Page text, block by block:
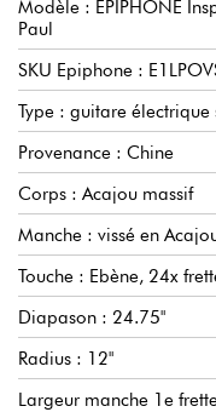
Modèle : EPIPHONE
Paul
SKU Epiphone :
Type : guitare
Provenance : Chine
Corps : Acajou massif
Manche : vissé en
Touche : Ebène, 24x
Diapason : 24.75"
Radius : 12"
Largeur manche 1e